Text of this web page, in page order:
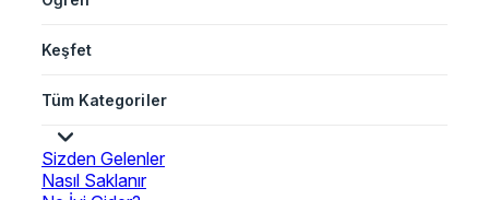
Keşfet
Tüm Kategoriler
Sizden Gelenler
Nasıl Saklanır